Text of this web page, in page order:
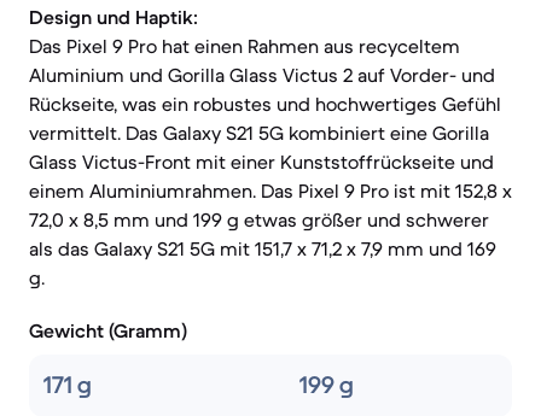
Design und Haptik:
Das Pixel 9 Pro hat einen Rahmen aus recyceltem
Aluminium und Gorilla Glass Victus 2 auf Vorder- und
Rückseite, was ein robustes und hochwertiges Gefühl
vermittelt. Das Galaxy S21 5G kombiniert eine Gorilla
Glass Victus-Front mit einer Kunststoffrückseite und
einem Aluminiumrahmen. Das Pixel 9 Pro ist mit 152,8 x
72,0 x 8,5 mm und 199 g etwas größer und schwerer
als das Galaxy S21 5G mit 151,7 x 71,2 x 7,9 mm und 169
g.
Gewicht (Gramm)
171 g 199 g